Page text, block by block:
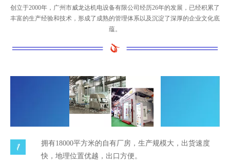
创立于2000年，广州市威龙达机电设备有限公司经历26年的发展，已经积累了
丰富的生产经验和技术，形成了成熟的管理体系以及沉淀了深厚的企业文化底
蕴。
拥有18000平方米的自有厂房，生产规模大，出货速度
快，地理位置优越，出口方便。